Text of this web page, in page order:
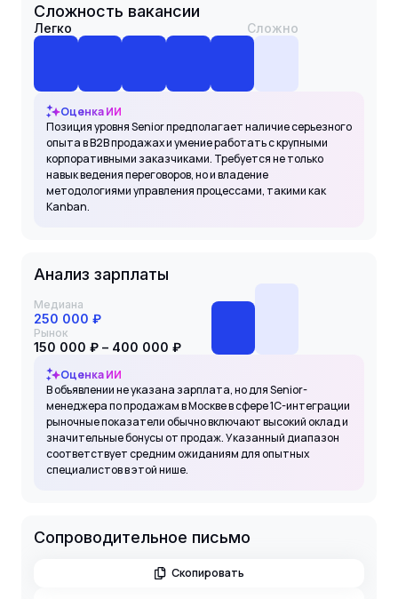
Сложность вакансии
Легко Сложно
Оценка ИИ
Позиция уровня Senior предполагает наличие серьезного
опыта в B2B продажах и умение работать с крупными
корпоративными заказчиками. Требуется не только
навык ведения переговоров, но и владение
методологиями управления процессами, такими как
Kanban.
Анализ зарплаты
Медиана
250 000 ₽
Рынок
150 000 ₽ – 400 000 ₽
Оценка ИИ
В объявлении не указана зарплата, но для Senior-
менеджера по продажам в Москве в сфере 1С-интеграции
рыночные показатели обычно включают высокий оклад и
значительные бонусы от продаж. Указанный диапазон
соответствует средним ожиданиям для опытных
специалистов в этой нише.
Сопроводительное письмо
Скопировать